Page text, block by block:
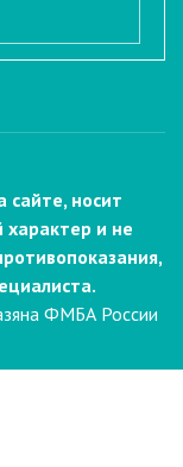
носит
и не
ФМБА России